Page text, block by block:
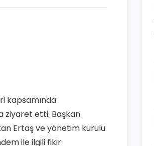
kapsamında
ziyaret etti. Başkan
Ertaş ve yönetim kurulu
ile ilgili fikir